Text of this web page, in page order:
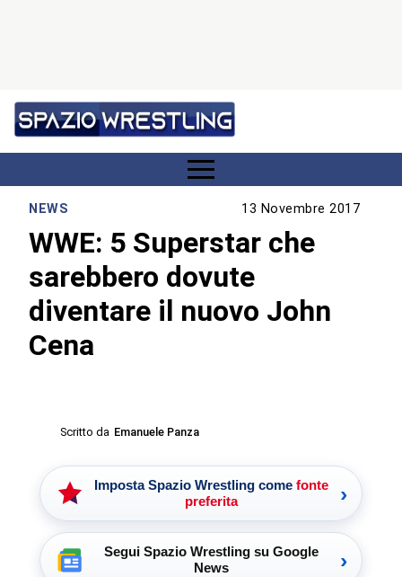
NEWS 13 Novembre 2017
WWE: 5 Superstar che
sarebbero dovute
diventare il nuovo John
Cena
Scritto da Emanuele Panza
Imposta Spazio Wrestling come fonte
preferita
›
Segui Spazio Wrestling su Google
News
›